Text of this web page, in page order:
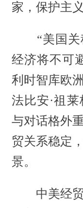
家，保护主
“美国关
经济将不可
利时智库欧
法比安·祖
与对话格外
贸关系稳定
景。
中美经贸